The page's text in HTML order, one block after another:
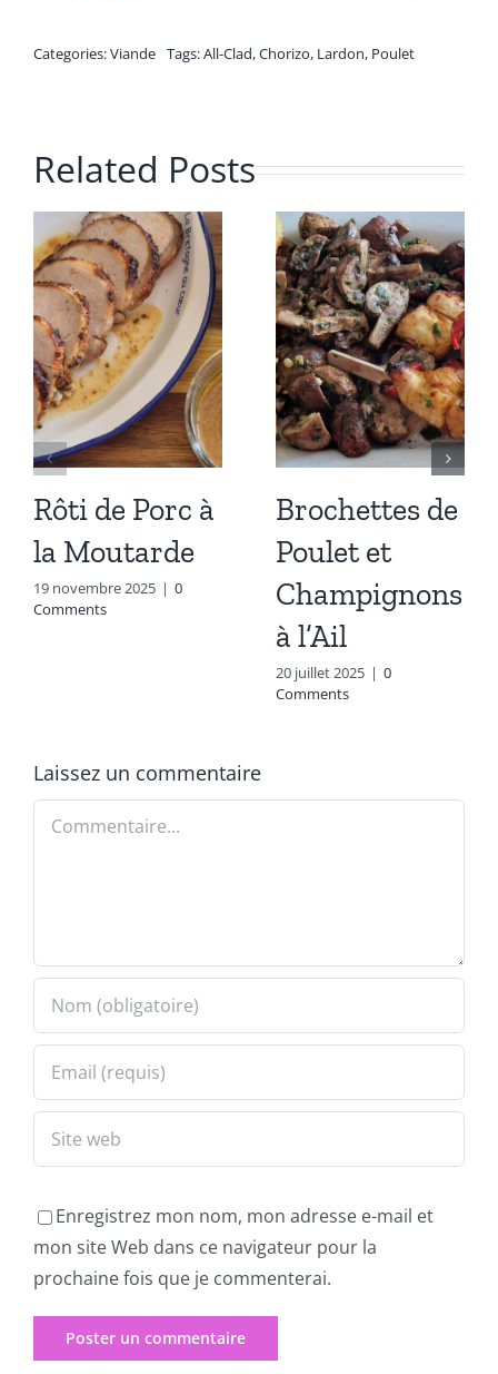
Categories:Viande Tags:All-Clad,Chorizo, Lardon, Poulet
Related Posts
Rôti de Porc à
la Moutarde
19 novembre 2025 | 0
Comments
Brochettes de
Poulet et
Champignons
à l’Ail
20 juillet 2025 | 0
Comments
Laissez un commentaire
Commentaire
Enregistrez mon nom, mon adresse e-mail et
mon site Web dans ce navigateur pour la
prochaine fois que je commenterai.